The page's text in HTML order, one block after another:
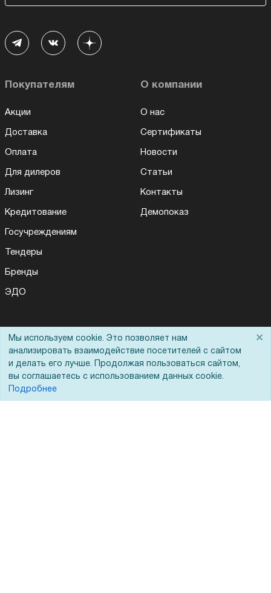
Покупателям
Акции
Доставка
Оплата
Для дилеров
Лизинг
Кредитование
Госучреждениям
Тендеры
Бренды
ЭДО
О компании
О нас
Сертификаты
Новости
Статьи
Контакты
Демопоказ
Помощь
Вопрос-ответ
Реквизиты
Мы используем cookie. Это позволяет нам
анализировать взаимодействие посетителей с сайтом
и делать его лучше. Продолжая пользоваться сайтом,
вы соглашаетесь с использованием данных cookie.
Подробнее
×